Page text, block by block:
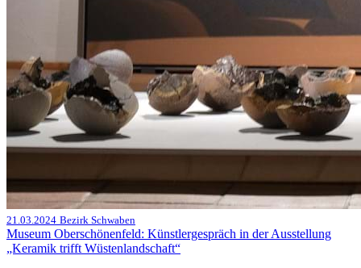
21.03.2024 Bezirk Schwaben
Museum Oberschönenfeld: Künstlergespräch in der Ausstellung
„Keramik trifft Wüstenlandschaft“